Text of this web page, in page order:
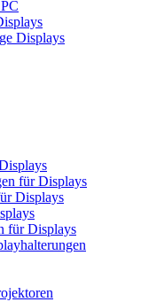
Displays
für Displays
Displays
für Displays